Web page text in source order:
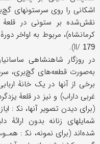
اشکانی را روی سرستونهای
نقش‌شده بر ستونی در قلعۀ
کرمانشاه)، مربوط به اواخر
II/ 179
).
به‌صورت قطعه‌های گچ‌بری،
برخی از آنها در یک خانۀ
غربی داراب) و نیز در قلعۀ
شمایلهای زنانه بدون ارائۀ